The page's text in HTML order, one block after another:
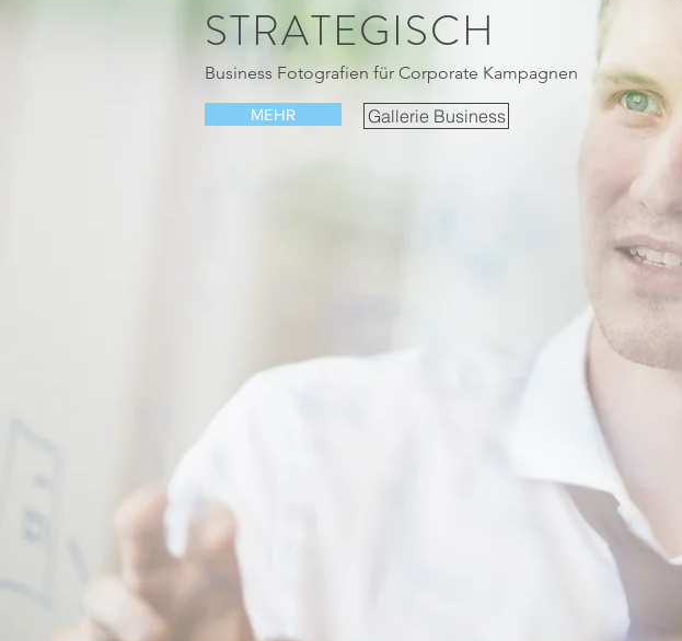
STRATEGISCH
Business Fotografien für Corporate Kampagnen
MEHR Gallerie Business